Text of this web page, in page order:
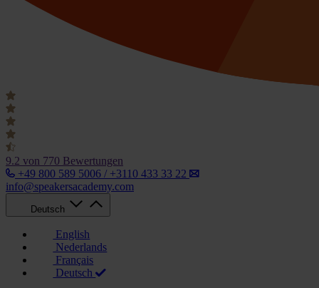
9.2 von 770 Bewertungen
+49 800 589 5006 / +3110 433 33 22
info@speakersacademy.com
Deutsch
English
Nederlands
Français
Deutsch